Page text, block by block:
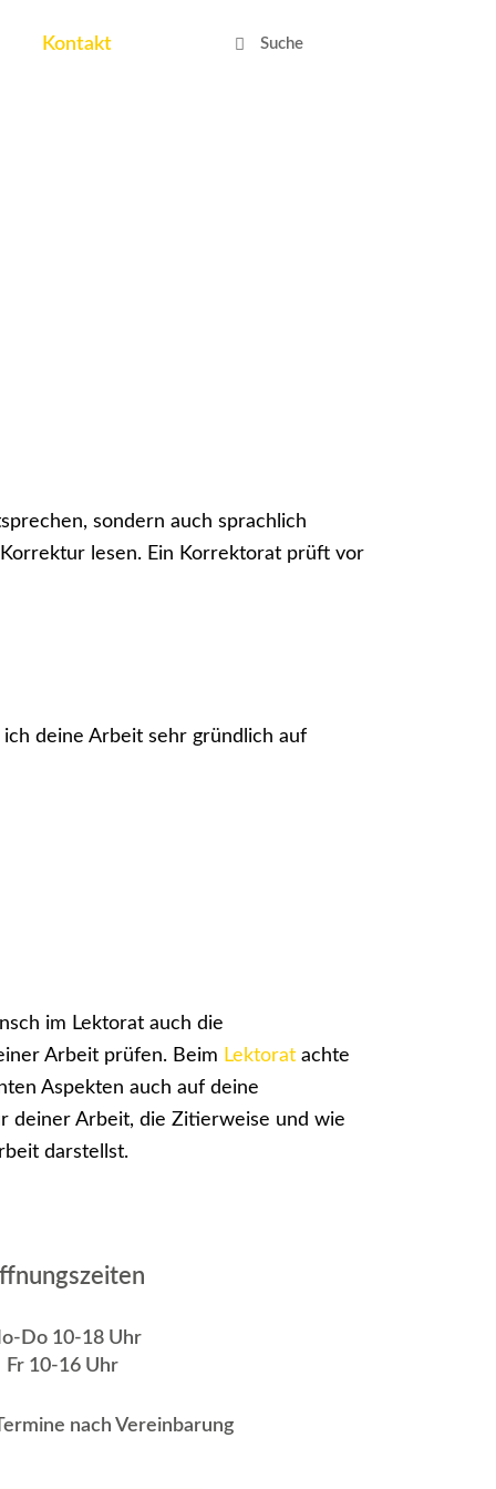
Kontakt Suche
Suche
sondern auch sprachlich
lesen. Ein Korrektorat prüft vor
deine Arbeit sehr gründlich auf
im Lektorat auch die
Arbeit prüfen. Beim Lektorat achte
Aspekten auch auf deine
deiner Arbeit, die Zitierweise und wie
darstellst.
Do 10-18 Uhr
Fr 10-16 Uhr
nach Vereinbarung